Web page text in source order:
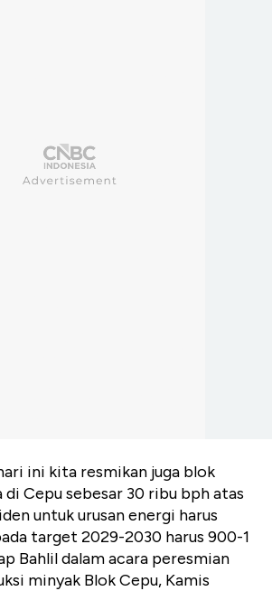
ini kita resmikan juga blok
di Cepu sebesar 30 ribu bph atas
untuk urusan energi harus
target 2029-2030 harus 900-1
Bahlil dalam acara peresmian
minyak Blok Cepu, Kamis